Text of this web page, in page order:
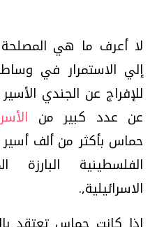
لا أعرف ما هي
إلي الاستمرار في
للإفراج عن الجندي
عن عدد كبير من
حماس بأكثر من ألف
الفلسطينية
الاسرائيلية‏,.